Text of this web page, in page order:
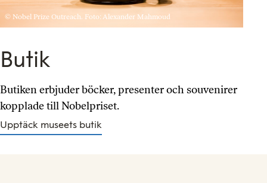
© Nobel Prize Outreach. Foto: Alexander Mahmoud
Butik
Butiken erbjuder böcker, presenter och souvenirer
kopplade till Nobelpriset.
Upptäck museets butik